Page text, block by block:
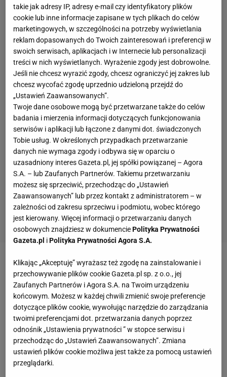
Zobacz wideoCzy Robert Kubica ma jeszcze
jakiekolwiek szanse w Formule 1?
Natychmiast w mediach społecznościowych
pojawiło się mnóstwo głosów, że sponsorowanie
Kubicyi jego posady w F1 nikomu się nie opłaca.
Postanowiliśmy sprawdzić, czy faktycznie Orlen
powinien zastanowić się nad dalszym
takie jak adresy IP, adresy e-mail czy identyfikatory plików
cookie lub inne informacje zapisane w tych plikach do celów
marketingowych, w szczególności na potrzeby wyświetlania
reklam dopasowanych do Twoich zainteresowań i preferencji w
swoich serwisach, aplikacjach i w Internecie lub personalizacji
treści w nich wyświetlanych. Wyrażenie zgody jest dobrowolne.
Jeśli nie chcesz wyrazić zgody, chcesz ograniczyć jej zakres lub
chcesz wycofać zgodę uprzednio udzieloną przejdź do
„Ustawień Zaawansowanych”.
Twoje dane osobowe mogą być przetwarzane także do celów
badania i mierzenia informacji dotyczących funkcjonowania
serwisów i aplikacji lub łączone z danymi dot. świadczonych
Tobie usług. W określonych przypadkach przetwarzanie
danych nie wymaga zgody i odbywa się w oparciu o
uzasadniony interes Gazeta.pl, jej spółki powiązanej – Agora
S.A. – lub Zaufanych Partnerów. Takiemu przetwarzaniu
możesz się sprzeciwić, przechodząc do „Ustawień
Zaawansowanych” lub przez kontakt z administratorem – w
zależności od zakresu sprzeciwu i podmiotu, wobec którego
jest kierowany. Więcej informacji o przetwarzaniu danych
osobowych znajdziesz w dokumenciePolityka Prywatności
Gazeta.pl iPolityka Prywatności Agora S.A.
Klikając „Akceptuję” wyrażasz też zgodę na zainstalowanie i
przechowywanie plików cookie Gazeta.pl sp. z o.o., jej
Zaufanych Partnerów i Agora S.A. na Twoim urządzeniu
końcowym. Możesz w każdej chwili zmienić swoje preferencje
dotyczące plików cookie, wywołując narzędzie do zarządzania
twoimi preferencjami dot. przetwarzania danych poprzez
odnośnik „Ustawienia prywatności ” w stopce serwisu i
przechodząc do „Ustawień Zaawansowanych”. Zmiana
ustawień plików cookie możliwa jest także za pomocą ustawień
przeglądarki.